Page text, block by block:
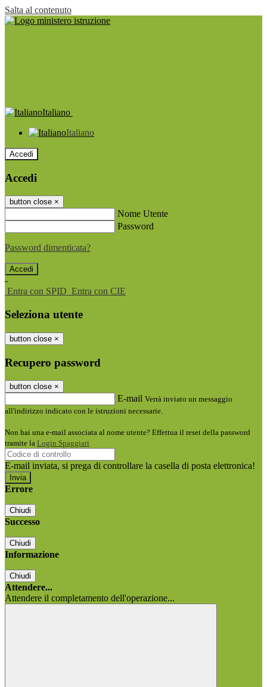
Salta al contenuto
Italiano
Italiano
Accedi
Accedi
button close ×
Nome Utente
Password
Password dimenticata?
-
Entra con SPID Entra con CIE
Seleziona utente
button close ×
Recupero password
button close ×
E-mail Verrà inviato un messaggio
all'indirizzo indicato con le istruzioni necessarie.
Non hai una e-mail associata al nome utente? Effettua il reset della password
tramite la Login Spaggiari
E-mail inviata, si prega di controllare la casella di posta elettronica!
Errore
Chiudi
Successo
Chiudi
Informazione
Chiudi
Attendere...
Attendere il completamento dell'operazione...